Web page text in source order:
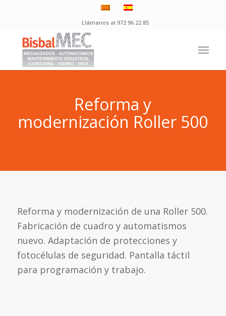
Llámanos al 972 96 22 85
Reforma y
modernización Roller 500
Reforma y modernización de una Roller 500.
Fabricación de cuadro y automatismos
nuevo. Adaptación de protecciones y
fotocélulas de seguridad. Pantalla táctil
para programación y trabajo.